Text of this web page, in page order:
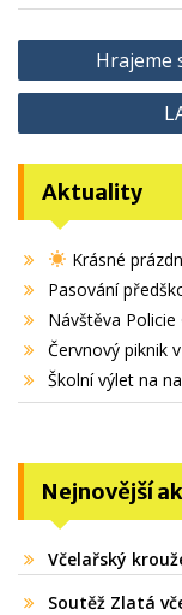
Navigace
pro
Hrajeme
Aktuality
Krásné
Pasování
Návštěva Policie
Červnový piknik
Školní výlet na
Nejnovější
Včelařský
Soutěž Zlatá